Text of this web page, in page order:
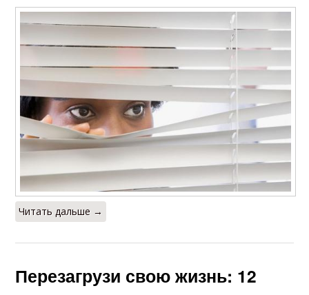
Читать дальше →
Перезагрузи свою жизнь: 12